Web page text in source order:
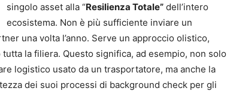
singolo asset alla “Resilienza Totale” dell’intero
ecosistema. Non è più sufficiente inviare un
una volta l’anno. Serve un approccio olistico,
la filiera. Questo significa, ad esempio, non solo
logistico usato da un trasportatore, ma anche la
dei suoi processi di background check per gli